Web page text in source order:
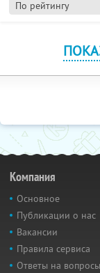
По рейтингу
Компания
Основное
Публикации о нас
Вакансии
Правила сервиса
Ответы на вопросы